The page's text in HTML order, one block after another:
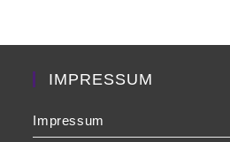
IMPRESSUM
Impressum